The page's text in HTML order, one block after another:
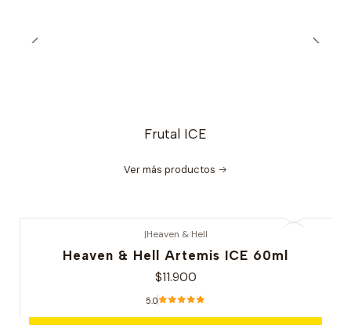
Frutal ICE
Ver más productos
|Heaven & Hell
Heaven & Hell Artemis ICE 60ml
$11.900
5.0